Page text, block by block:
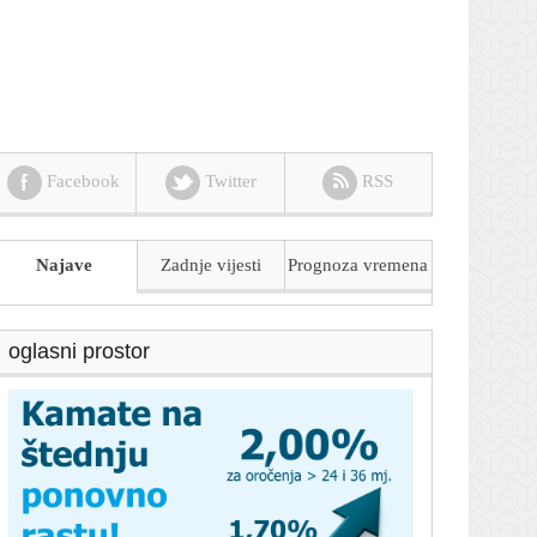
Facebook Twitter RSS
Najave Zadnje vijesti Prognoza vremena
oglasni prostor